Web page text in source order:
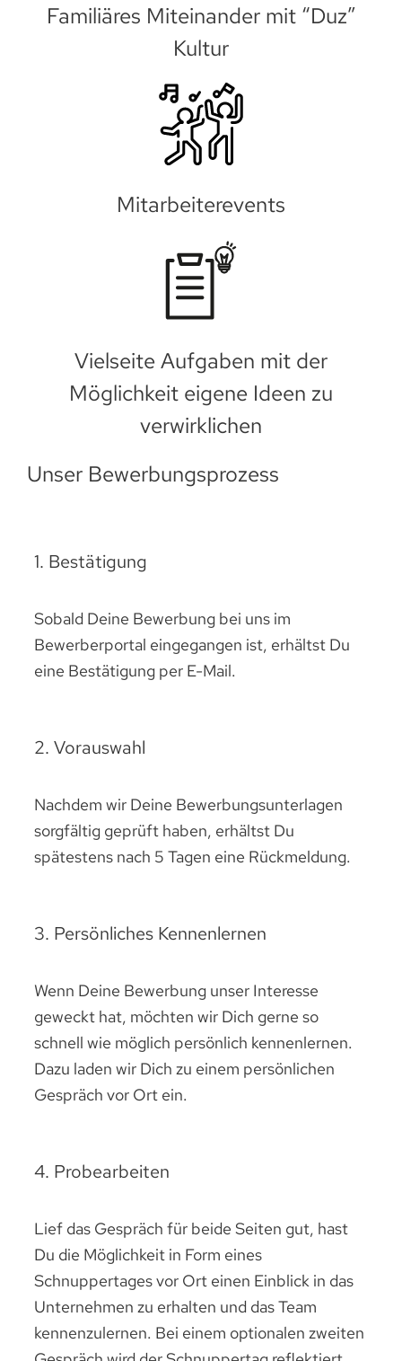
Familiäres Miteinander mit “Duz”
Kultur
Mitarbeiterevents
Vielseite Aufgaben mit der
Möglichkeit eigene Ideen zu
verwirklichen
Unser Bewerbungsprozess
1. Bestätigung
Sobald Deine Bewerbung bei uns im
Bewerberportal eingegangen ist, erhältst Du
eine Bestätigung per E-Mail.
2. Vorauswahl
Nachdem wir Deine Bewerbungsunterlagen
sorgfältig geprüft haben, erhältst Du
spätestens nach 5 Tagen eine Rückmeldung.
3. Persönliches Kennenlernen
Wenn Deine Bewerbung unser Interesse
geweckt hat, möchten wir Dich gerne so
schnell wie möglich persönlich kennenlernen.
Dazu laden wir Dich zu einem persönlichen
Gespräch vor Ort ein.
4. Probearbeiten
Lief das Gespräch für beide Seiten gut, hast
Du die Möglichkeit in Form eines
Schnuppertages vor Ort einen Einblick in das
Unternehmen zu erhalten und das Team
kennenzulernen. Bei einem optionalen zweiten